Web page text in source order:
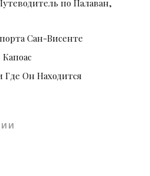
по Палаван,
Сан-Висенте
Где Он Находится